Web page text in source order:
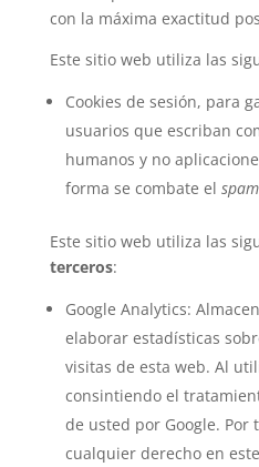
con la máxima exactitud
Este sitio web utiliza las
Cookies de sesión, para
usuarios que escriban
humanos y no
forma se combate el spam
Este sitio web utiliza las
terceros:
Google Analytics:
elaborar estadísticas
visitas de esta web. Al
consintiendo el
de usted por Google. Por
cualquier derecho en